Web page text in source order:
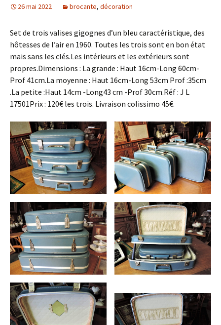
26 mai 2022 brocante, décoration
Set de trois valises gigognes d’un bleu caractéristique, des
hôtesses de l’air en 1960. Toutes les trois sont en bon état
mais sans les clés.Les intérieurs et les extérieurs sont
propres.Dimensions : La grande : Haut 16cm-Long 60cm-
Prof 41cm.La moyenne : Haut 16cm-Long 53cm Prof :35cm
.La petite :Haut 14cm -Long43 cm -Prof 30cm.Réf : J L
17501Prix : 120€ les trois. Livraison colissimo 45€.